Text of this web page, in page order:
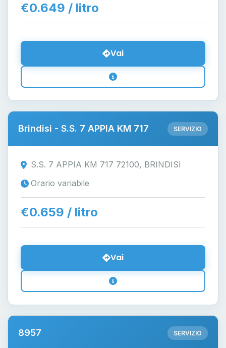
€0.649 / litro
Vai
Brindisi - S.S. 7 APPIA KM 717 SERVIZIO
S.S. 7 APPIA KM 717 72100, BRINDISI
Orario variabile
€0.659 / litro
Vai
8957 SERVIZIO